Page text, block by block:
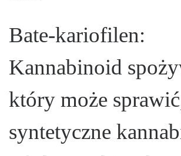
Bate-kariofilen:
Kannabinoid
który może
syntetyczne